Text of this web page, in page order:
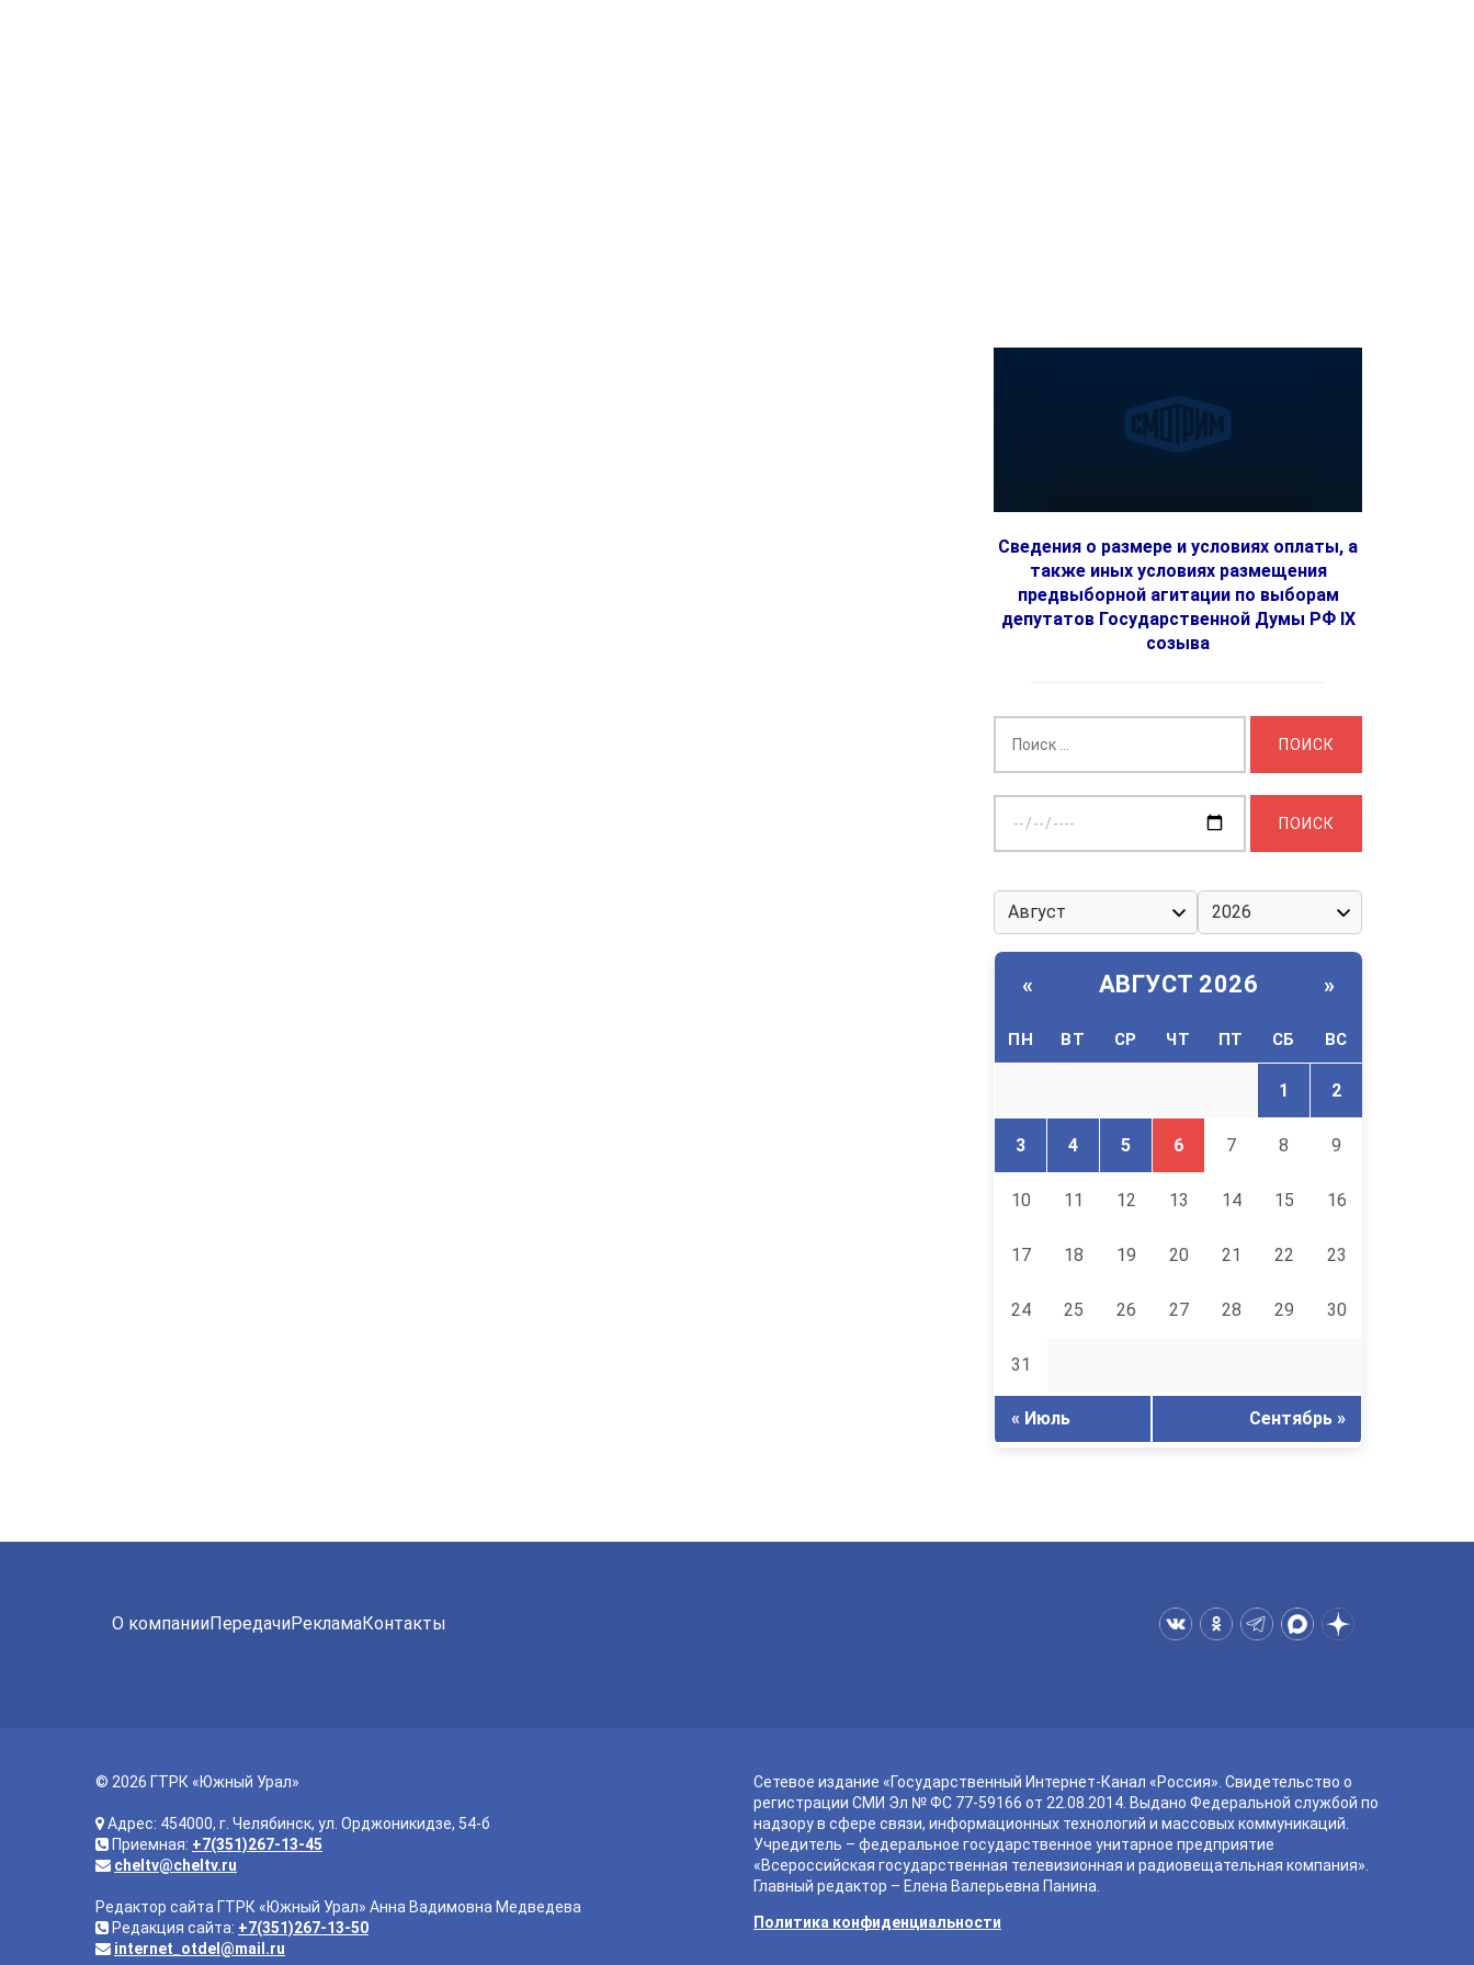
Сведения о размере и условиях оплаты, а
также иных условиях размещения
предвыборной агитации по выборам
депутатов Государственной Думы РФ IX
созыва
дату:
« АВГУСТ 2026 »
ПН ВТ СР ЧТ ПТ СБ ВС
1 2
3 4 5 6 7 8 9
10 11 12 13 14 15 16
17 18 19 20 21 22 23
24 25 26 27 28 29 30
31
« Июль Сентябрь »
О компанииПередачиРекламаКонтакты
© 2026 ГТРК «Южный Урал»
Адрес: 454000, г. Челябинск, ул. Орджоникидзе, 54-б
Приемная: +7(351)267-13-45
cheltv@cheltv.ru
Редактор сайта ГТРК «Южный Урал» Анна Вадимовна Медведева
Редакция сайта: +7(351)267-13-50
internet_otdel@mail.ru
Сетевое издание «Государственный Интернет-Канал «Россия». Свидетельство о
регистрации СМИ Эл № ФС 77-59166 от 22.08.2014. Выдано Федеральной службой по
надзору в сфере связи, информационных технологий и массовых коммуникаций.
Учредитель – федеральное государственное унитарное предприятие
«Всероссийская государственная телевизионная и радиовещательная компания».
Главный редактор – Елена Валерьевна Панина.
Политика конфиденциальности